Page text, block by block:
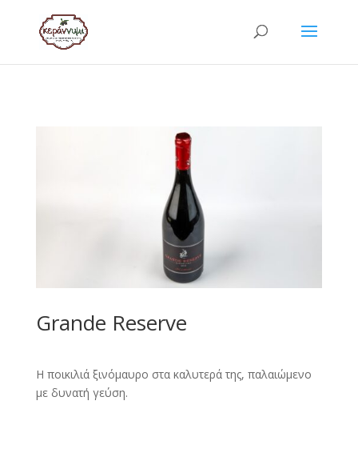
Grande Reserve
Η ποικιλιά ξινόμαυρο στα καλυτερά της, παλαιώμενο
με δυνατή γεύση.